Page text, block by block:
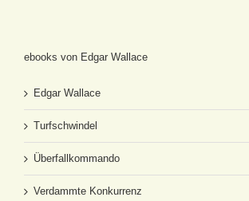
ebooks von Edgar Wallace
Edgar Wallace
Turfschwindel
Überfallkommando
Verdammte Konkurrenz